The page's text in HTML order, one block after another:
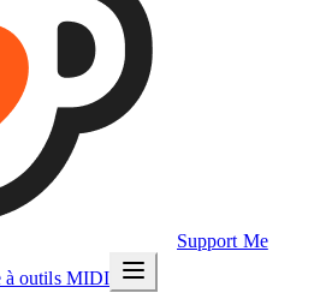
Support Me
à outils MIDI